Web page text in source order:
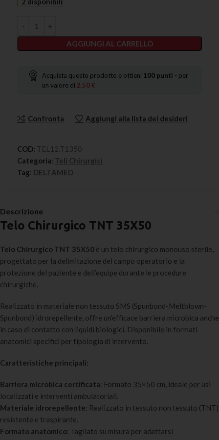
AGGIUNGI AL CARRELLO
Acquista questo prodotto e ottieni 100 punti - per
un valore di 2,50€
Confronta Aggiungi alla lista dei desideri
COD: TEL12.T1350
Categoria: Teli Chirurgici
Tag: DELTAMED
Descrizione
Telo Chirurgico TNT 35X50
Telo Chirurgico TNT 35X50 è un telo chirurgico monouso sterile,
progettato per la delimitazione del campo operatorio e la
protezione del paziente e dell’equipe durante le procedure
chirurgiche.
Realizzato in materiale non tessuto SMS (Spunbond-Meltblown-
Spunbond) idrorepellente, offre un’efficace barriera microbica anche
in caso di contatto con liquidi biologici. Disponibile in formati
anatomici specifici per tipologia di intervento.
Caratteristiche principali:
Barriera microbica certificata: Formato 35×50 cm, ideale per usi
localizzati e interventi ambulatoriali.
Materiale idrorepellente: Realizzato in tessuto non tessuto (TNT)
resistente e traspirante.
Formato anatomico: Tagliato su misura per adattarsi